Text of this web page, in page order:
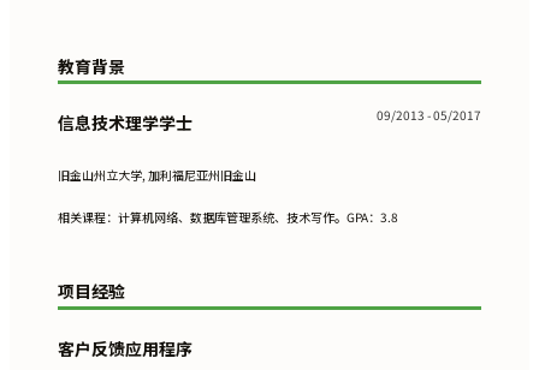
教育背景
信息技术理学学士 09/2013 - 05/2017
旧金山州立大学, 加利福尼亚州旧金山
相关课程：计算机网络、数据库管理系统、技术写作。GPA：3.8
项目经验
客户反馈应用程序